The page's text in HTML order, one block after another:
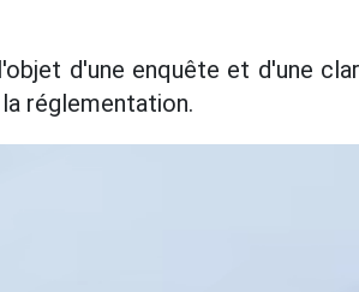
d'une enquête et d'une
réglementation.